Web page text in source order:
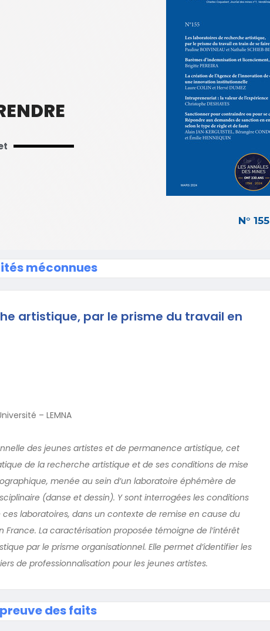
N° 155
méconnues
artistique, par le prisme du travail en
– LEMNA
des jeunes artistes et de permanence artistique, cet
de la recherche artistique et de ses conditions de mise
menée au sein d’un laboratoire éphémère de
(danse et dessin). Y sont interrogées les conditions
laboratoires, dans un contexte de remise en cause du
La caractérisation proposée témoigne de l’intérêt
par le prisme organisationnel. Elle permet d’identifier les
de professionnalisation pour les jeunes artistes.
des faits